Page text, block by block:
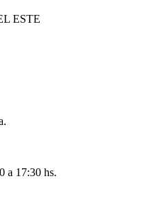
ESTE
a 17:30 hs.